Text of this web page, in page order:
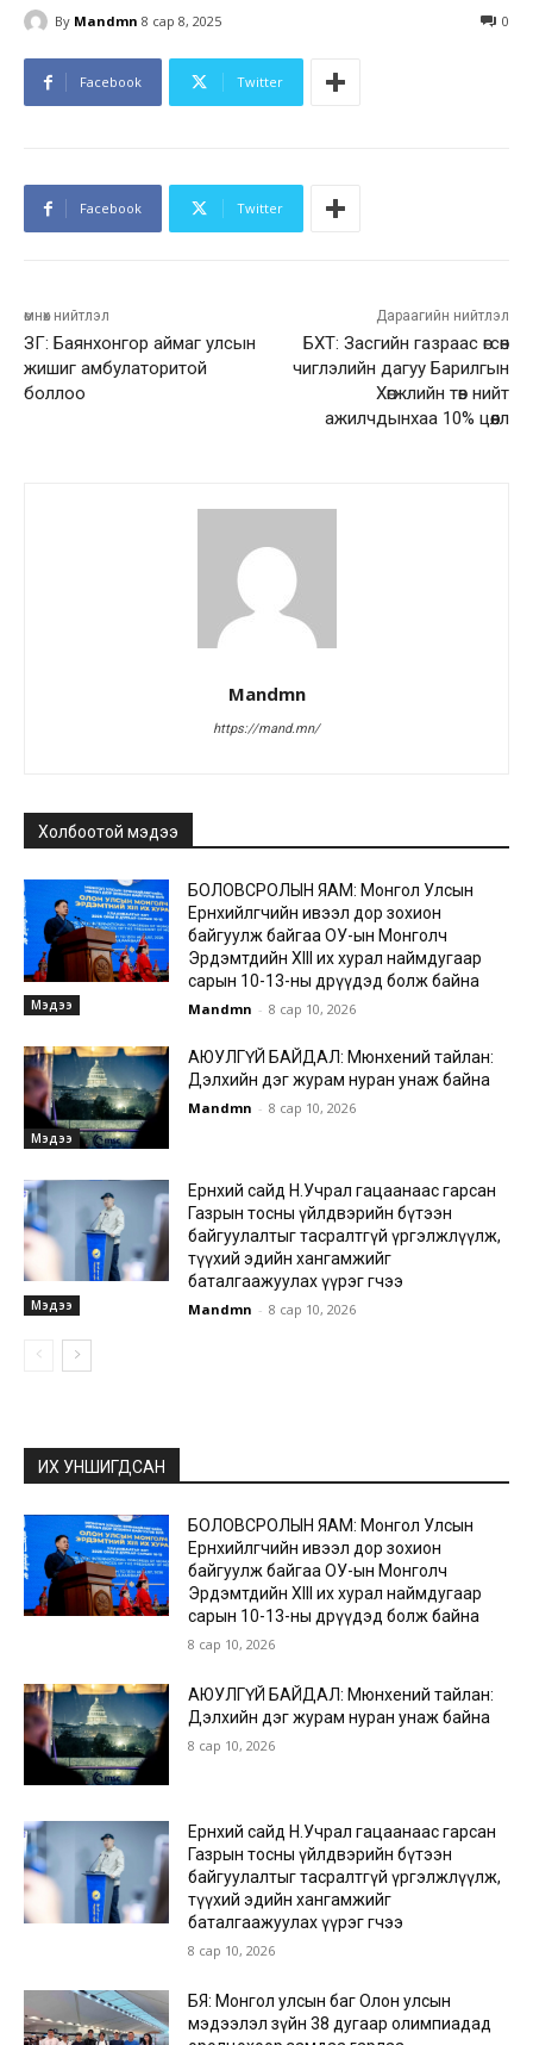
By Mandmn 8 сар 8, 2025 0
Facebook Twitter
Facebook Twitter
өмнөх нийтлэл
ЗГ: Баянхонгор аймаг улсын
жишиг амбулаторитой
боллоо
Дараагийн нийтлэл
БХТ: Засгийн газраас өгсөн
чиглэлийн дагуу Барилгын
Хөгжлийн төв нийт
ажилчдынхаа 10% цөөллөө
Mandmn
https://mand.mn/
Холбоотой мэдээ
Мэдээ
БОЛОВСРОЛЫН ЯАМ: Монгол Улсын
Ерөнхийлөгчийн ивээл дор зохион
байгуулж байгаа ОУ-ын Монголч
Эрдэмтдийн XIII их хурал наймдугаар
сарын 10-13-ны өдрүүдэд болж байна
Mandmn - 8 сар 10, 2026
Мэдээ
АЮУЛГҮЙ БАЙДАЛ: Мюнхений тайлан:
Дэлхийн дэг журам нуран унаж байна
Mandmn - 8 сар 10, 2026
Мэдээ
Ерөнхий сайд Н.Учрал гацаанаас гарсан
Газрын тосны үйлдвэрийн бүтээн
байгуулалтыг тасралтгүй үргэлжлүүлж,
түүхий эдийн хангамжийг
баталгаажуулах үүрэг өгчээ
Mandmn - 8 сар 10, 2026
ИХ УНШИГДСАН
БОЛОВСРОЛЫН ЯАМ: Монгол Улсын
Ерөнхийлөгчийн ивээл дор зохион
байгуулж байгаа ОУ-ын Монголч
Эрдэмтдийн XIII их хурал наймдугаар
сарын 10-13-ны өдрүүдэд болж байна
8 сар 10, 2026
АЮУЛГҮЙ БАЙДАЛ: Мюнхений тайлан:
Дэлхийн дэг журам нуран унаж байна
8 сар 10, 2026
Ерөнхий сайд Н.Учрал гацаанаас гарсан
Газрын тосны үйлдвэрийн бүтээн
байгуулалтыг тасралтгүй үргэлжлүүлж,
түүхий эдийн хангамжийг
баталгаажуулах үүрэг өгчээ
8 сар 10, 2026
БЯ: Монгол улсын баг Олон улсын
мэдээлэл зүйн 38 дугаар олимпиадад